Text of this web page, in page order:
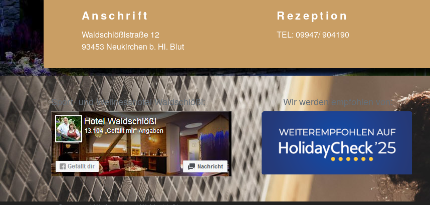
Anschrift
Waldschlößlstraße 12
93453 Neukirchen b. Hl. Blut
Rezeption
TEL:09947/ 904190
Sport- und Wellnesshotel Waldschlößl: Wir werden empfohlen von: